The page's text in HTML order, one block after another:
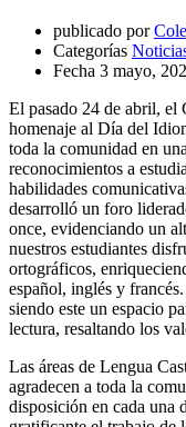
publicado por
Categorías
Fecha 3 mayo,
El pasado 24 de abril,
homenaje al Día del
toda la comunidad en
reconocimientos a
habilidades
desarrolló un foro
once, evidenciando un
nuestros estudiantes
ortográficos,
español, inglés y
siendo este un espacio
lectura, resaltando los
Las áreas de Lengua
agradecen a toda la
disposición en cada una